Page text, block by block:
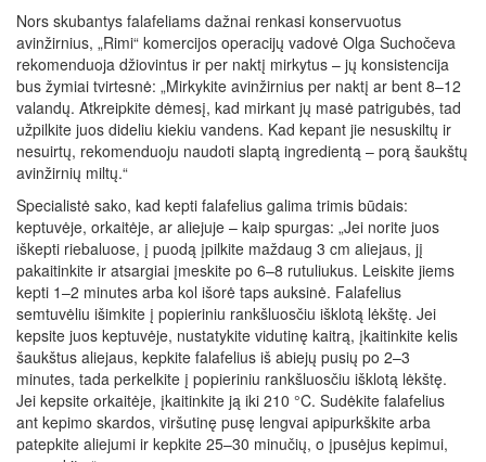
Nors skubantys falafeliams dažnai renkasi konservuotus
avinžirnius, „Rimi“ komercijos operacijų vadovė Olga Suchočeva
rekomenduoja džiovintus ir per naktį mirkytus – jų konsistencija
bus žymiai tvirtesnė: „Mirkykite avinžirnius per naktį ar bent 8–12
valandų. Atkreipkite dėmesį, kad mirkant jų masė patrigubės, tad
užpilkite juos dideliu kiekiu vandens. Kad kepant jie nesuskiltų ir
nesuirtų, rekomenduoju naudoti slaptą ingredientą – porą šaukštų
avinžirnių miltų.“
Specialistė sako, kad kepti falafelius galima trimis būdais:
keptuvėje, orkaitėje, ar aliejuje – kaip spurgas: „Jei norite juos
iškepti riebaluose, į puodą įpilkite maždaug 3 cm aliejaus, jį
pakaitinkite ir atsargiai įmeskite po 6–8 rutuliukus. Leiskite jiems
kepti 1–2 minutes arba kol išorė taps auksinė. Falafelius
semtuvėliu išimkite į popieriniu rankšluosčiu išklotą lėkštę. Jei
kepsite juos keptuvėje, nustatykite vidutinę kaitrą, įkaitinkite kelis
šaukštus aliejaus, kepkite falafelius iš abiejų pusių po 2–3
minutes, tada perkelkite į popieriniu rankšluosčiu išklotą lėkštę.
Jei kepsite orkaitėje, įkaitinkite ją iki 210 °C. Sudėkite falafelius
ant kepimo skardos, viršutinę pusę lengvai apipurkškite arba
patepkite aliejumi ir kepkite 25–30 minučių, o įpusėjus kepimui,